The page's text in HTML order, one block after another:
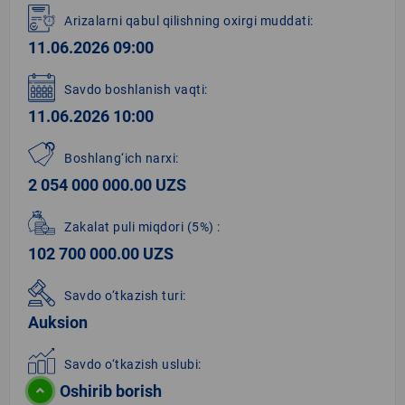
1
of
8
Arizalarni qabul qilishning oxirgi muddati:
11.06.2026 09:00
Savdo boshlanish vaqti:
11.06.2026 10:00
Boshlang‘ich narxi:
2 054 000 000.00 UZS
Zakalat puli miqdori (5%) :
102 700 000.00 UZS
Savdo o‘tkazish turi:
Auksion
Savdo o‘tkazish uslubi:
Oshirib borish